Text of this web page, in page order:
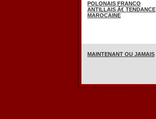
POLONAIS FRANCO
ANTILLAIS Ã€ TENDANCE
MAROCAINE
MAINTENANT OU JAMAIS